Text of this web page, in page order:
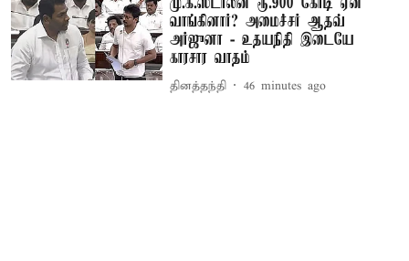
மு.க.ஸ்டாலின் ரூ.900 கோடி ஏன்
வாங்கினார்? அமைச்சர் ஆதவ்
அர்ஜுனா - உதயநிதி இடையே
காரசார வாதம்
தினத்தந்தி 46 minutes ago